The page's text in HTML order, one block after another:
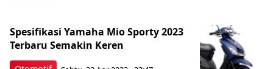
Spesifikasi Yamaha Mio Sporty 2023
Terbaru Semakin Keren